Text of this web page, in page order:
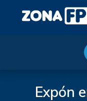
GALERÍA 2026
Expón